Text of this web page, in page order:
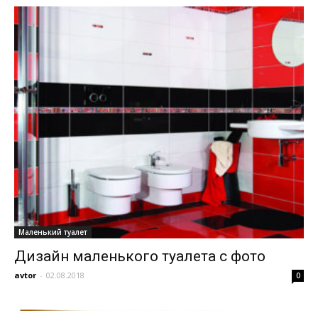
Маленький туалет
Дизайн маленького туалета с фото
avtor - 02.08.2018 0